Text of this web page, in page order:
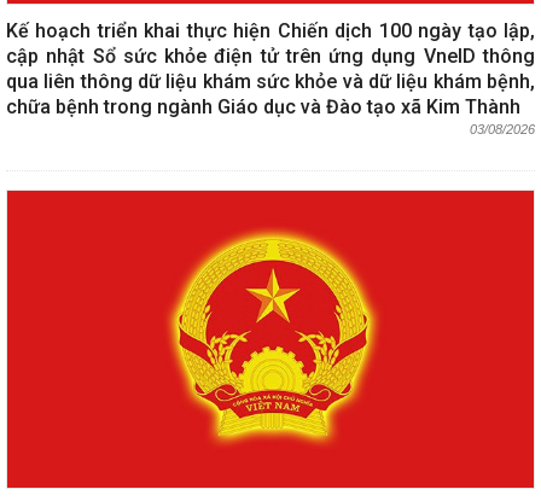
Kế hoạch triển khai thực hiện Chiến dịch 100 ngày tạo lập,
cập nhật Sổ sức khỏe điện tử trên ứng dụng VneID thông
qua liên thông dữ liệu khám sức khỏe và dữ liệu khám bệnh,
chữa bệnh trong ngành Giáo dục và Đào tạo xã Kim Thành
03/08/2026